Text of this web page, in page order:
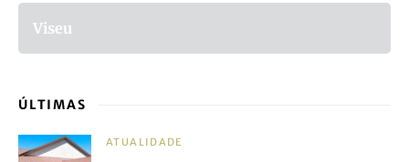
Viseu
ÚLTIMAS
ATUALIDADE